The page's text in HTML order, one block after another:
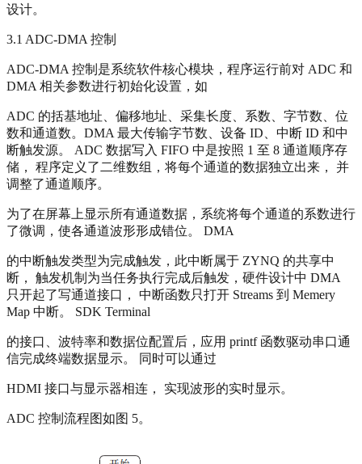
设计。
3.1 ADC-DMA 控制
ADC-DMA 控制是系统软件核心模块，程序运行前对 ADC 和
DMA 相关参数进行初始化设置，如
ADC 的括基地址、偏移地址、采集长度、系数、字节数、位
数和通道数。DMA 最大传输字节数、设备 ID、中断 ID 和中
断触发源。 ADC 数据写入 FIFO 中是按照 1 至 8 通道顺序存
储， 程序定义了二维数组，将每个通道的数据独立出来， 并
调整了通道顺序。
为了在屏幕上显示所有通道数据，系统将每个通道的系数进行
了微调，使各通道波形形成错位。 DMA
的中断触发类型为完成触发，此中断属于 ZYNQ 的共享中
断， 触发机制为当任务执行完成后触发，硬件设计中 DMA
只开起了写通道接口， 中断函数只打开 Streams 到 Memery
Map 中断。 SDK Terminal
的接口、波特率和数据位配置后，应用 printf 函数驱动串口通
信完成终端数据显示。 同时可以通过
HDMI 接口与显示器相连， 实现波形的实时显示。
ADC 控制流程图如图 5。